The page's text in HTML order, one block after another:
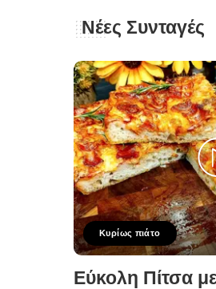
Νέες Συνταγές
Κυρίως πιάτο
Εύκολη Πίτσα